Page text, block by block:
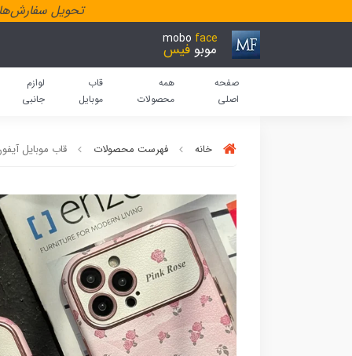
تحویل
mobo face
موبو فیس
صفحه
اصلی
همه
محصولات
قاب
موبایل
لوازم
جانبی
خانه فهرست محصولات قاب موبایل